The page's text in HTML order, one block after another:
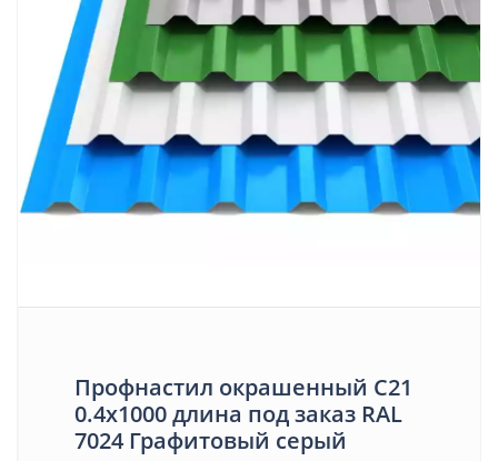
Профнастил окрашенный С21
0.4х1000 длина под заказ RAL
7024 Графитовый серый